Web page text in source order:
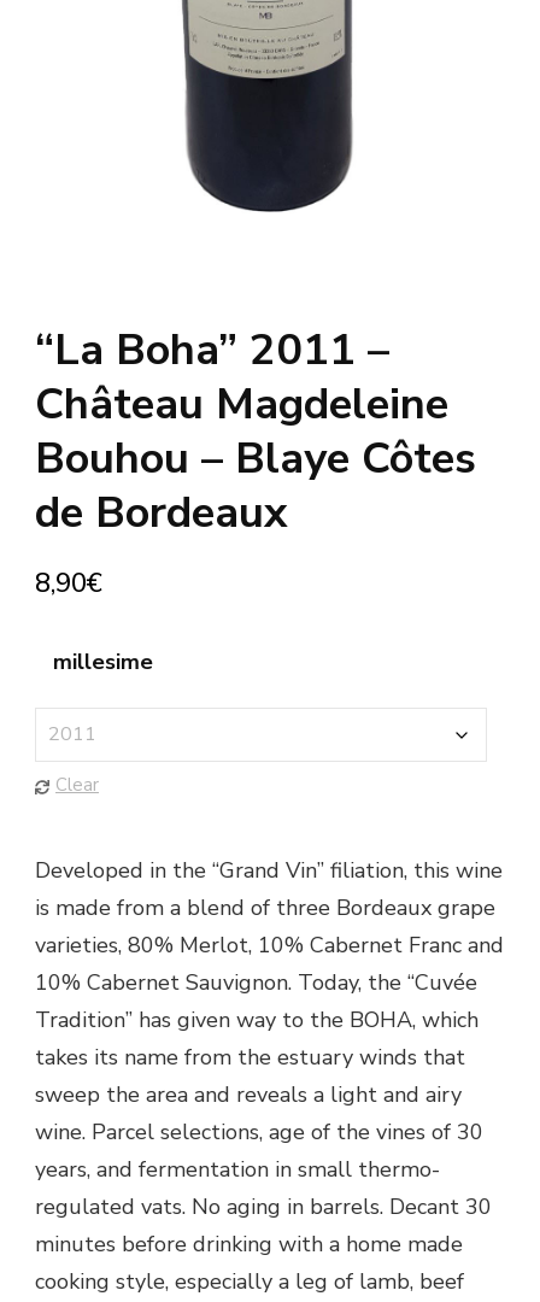
“La Boha” 2011 –
Château Magdeleine
Bouhou – Blaye Côtes
de Bordeaux
8,90€
millesime
Clear
Developed in the “Grand Vin” filiation, this wine
is made from a blend of three Bordeaux grape
varieties, 80% Merlot, 10% Cabernet Franc and
10% Cabernet Sauvignon. Today, the “Cuvée
Tradition” has given way to the BOHA, which
takes its name from the estuary winds that
sweep the area and reveals a light and airy
wine. Parcel selections, age of the vines of 30
years, and fermentation in small thermo-
regulated vats. No aging in barrels. Decant 30
minutes before drinking with a home made
cooking style, especially a leg of lamb, beef